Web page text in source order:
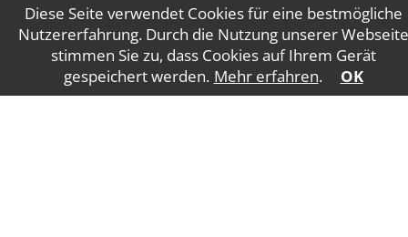
Diese Seite verwendet Cookies für eine bestmögliche
Nutzererfahrung. Durch die Nutzung unserer Webseite
stimmen Sie zu, dass Cookies auf Ihrem Gerät
gespeichert werden. Mehr erfahren. OK
Impressum Datenschutz